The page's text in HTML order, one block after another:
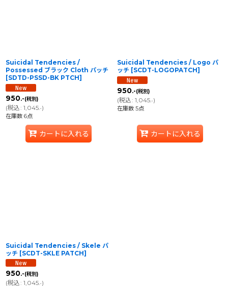
Suicidal Tendencies /
Possessed ブラック Cloth パッチ
[SDTD-PSSD-BK PTCH]
950.-(税別)
(税込: 1,045.-)
在庫数 6点
カートに入れる
Suicidal Tendencies / Logo パ
ッチ [SCDT-LOGOPATCH]
950.-(税別)
(税込: 1,045.-)
在庫数 5点
カートに入れる
Suicidal Tendencies / Skele パ
ッチ [SCDT-SKLE PATCH]
950.-(税別)
(税込: 1,045.-)